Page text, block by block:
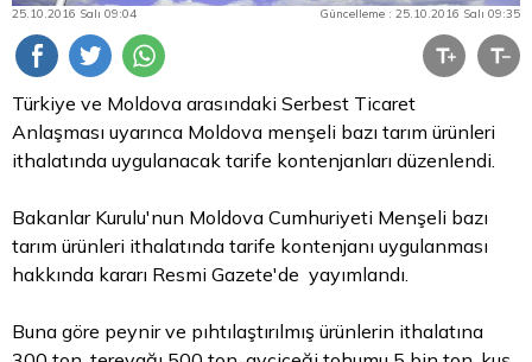
25.10.2016 Salı 09:04 Güncelleme : 25.10.2016 Salı 09:35
Türkiye ve Moldova arasındaki Serbest Ticaret
Anlaşması uyarınca Moldova menşeli bazı tarım ürünleri
ithalatında uygulanacak tarife kontenjanları düzenlendi.
Bakanlar Kurulu'nun Moldova Cumhuriyeti Menşeli bazı
tarım ürünleri ithalatında tarife kontenjanı uygulanması
hakkında kararı Resmi Gazete'de yayımlandı.
Buna göre peynir ve pıhtılaştırılmış ürünlerin ithalatına